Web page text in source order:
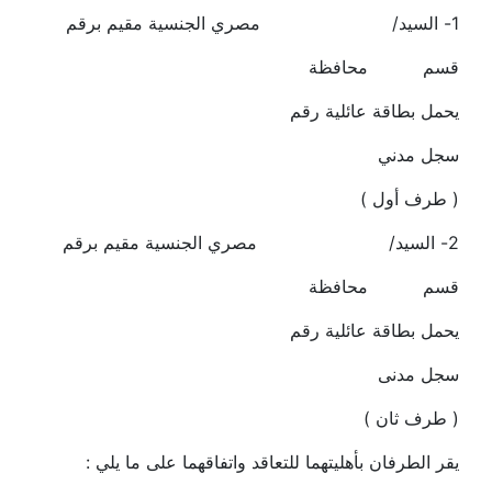
1- السيد/ مصري الجنسية مقيم برقم
قسم محافظة
يحمل بطاقة عائلية رقم
سجل مدني
( طرف أول )
2- السيد/ مصري الجنسية مقيم برقم
قسم محافظة
يحمل بطاقة عائلية رقم
سجل مدنى
( طرف ثان )
يقر الطرفان بأهليتهما للتعاقد واتفاقهما على ما يلي :